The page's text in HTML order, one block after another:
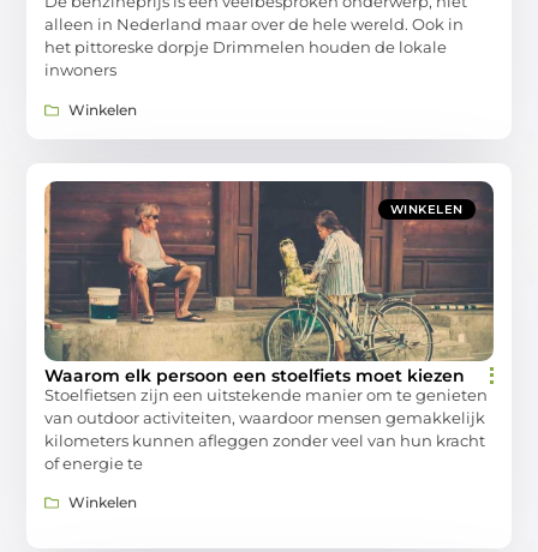
alleen in Nederland maar over de hele wereld. Ook in
het pittoreske dorpje Drimmelen houden de lokale
inwoners
Winkelen
WINKELEN
Waarom elk persoon een stoelfiets moet kiezen
Stoelfietsen zijn een uitstekende manier om te genieten
van outdoor activiteiten, waardoor mensen gemakkelijk
kilometers kunnen afleggen zonder veel van hun kracht
of energie te
Winkelen